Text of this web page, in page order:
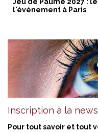
l'événement à Paris
Inscription à la
Pour tout savoir et tout